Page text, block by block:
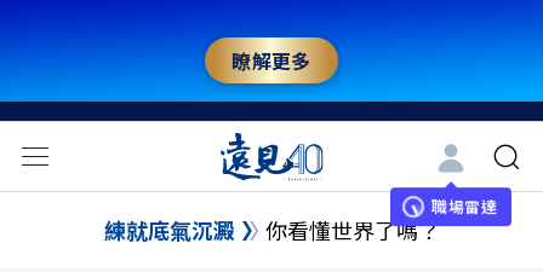
瞭解更多
職場雷達
練就底氣沉澱 你看懂世界了嗎？